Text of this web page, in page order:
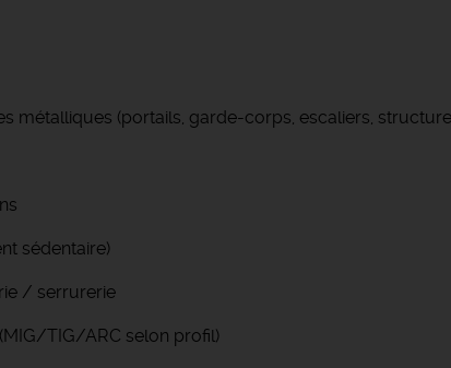
métalliques (portails, garde-corps, escaliers,
sédentaire)
/ serrurerie
TIG/ARC selon profil)